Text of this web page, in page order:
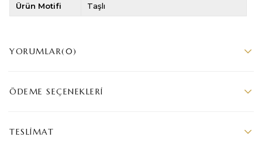
Ürün Motifi Taşlı
YORUMLAR(0)
ÖDEME SEÇENEKLERI
TESLIMAT